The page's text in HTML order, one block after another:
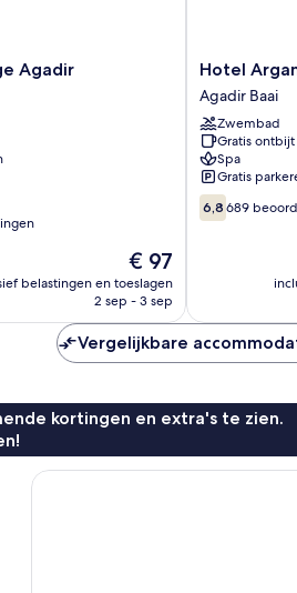
Agadir
De
prijs
is
€ 97
belastingen en toeslagen
2 sep - 3 sep
Hotel
Argana
Agadir
Baai
Hotel
Agadir Baai
Zwembad
Gratis ontbijt
Spa
Gratis
6.8
van
6,8 689
Vergelijkbare
kortingen en extra's te zien.